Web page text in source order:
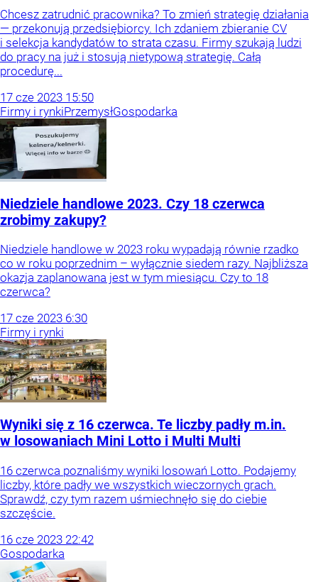
Chcesz zatrudnić pracownika? To zmień strategię działania
— przekonują przedsiębiorcy. Ich zdaniem zbieranie CV
i selekcja kandydatów to strata czasu. Firmy szukają ludzi
do pracy na już i stosują nietypową strategię. Całą
procedurę...
17 cze 2023 15:50
Firmy i rynkiPrzemysłGospodarka
Niedziele handlowe 2023. Czy 18 czerwca
zrobimy zakupy?
Niedziele handlowe w 2023 roku wypadają równie rzadko
co w roku poprzednim – wyłącznie siedem razy. Najbliższa
okazja zaplanowana jest w tym miesiącu. Czy to 18
czerwca?
17 cze 2023 6:30
Firmy i rynki
Wyniki się z 16 czerwca. Te liczby padły m.in.
w losowaniach Mini Lotto i Multi Multi
16 czerwca poznaliśmy wyniki losowań Lotto. Podajemy
liczby, które padły we wszystkich wieczornych grach.
Sprawdź, czy tym razem uśmiechnęło się do ciebie
szczęście.
16 cze 2023 22:42
Gospodarka